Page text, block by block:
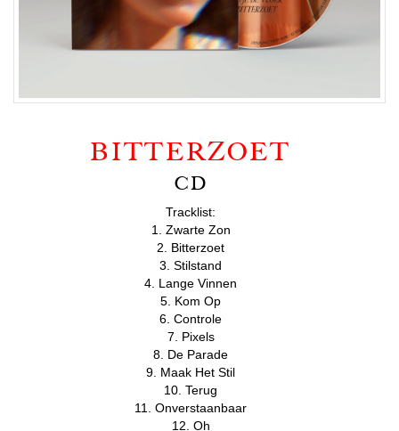
BITTERZOET
CD
Tracklist:
1. Zwarte Zon
2. Bitterzoet
3. Stilstand
4. Lange Vinnen
5. Kom Op
6. Controle
7. Pixels
8. De Parade
9. Maak Het Stil
10. Terug
11. Onverstaanbaar
12. Oh